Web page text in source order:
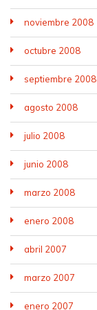
noviembre 2008
octubre 2008
septiembre 2008
agosto 2008
julio 2008
junio 2008
marzo 2008
enero 2008
abril 2007
marzo 2007
enero 2007